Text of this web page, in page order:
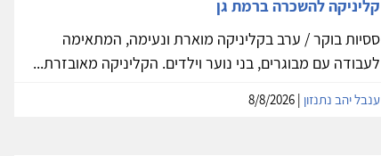
קליניקה להשכרה ברמת גן
ססיות בוקר / ערב בקליניקה מוארת ונעימה, המתאימה
לעבודה עם מבוגרים, בני נוער וילדים. הקליניקה מאובזרת...
ענבל יהב נתנזון | 8/8/2026